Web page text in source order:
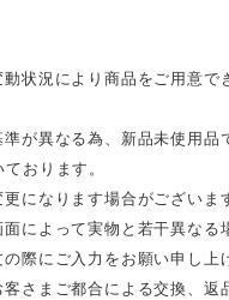
状況により商品をご用意で
が異なる為、新品未使用
おります。
になります場合がございま
によって実物と若干異なる
際にご入力をお願い申し上
さまご都合による交換、返